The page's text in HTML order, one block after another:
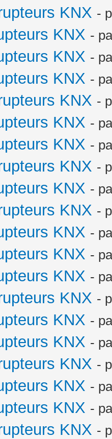
KNX -
KNX -
KNX -
KNX -
KNX -
KNX -
KNX -
KNX -
KNX -
KNX -
KNX -
KNX -
KNX -
KNX -
KNX -
KNX -
KNX -
KNX -
KNX -
KNX -